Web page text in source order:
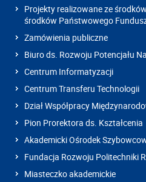
Projekty realizowane ze
środków Państwowego
Zamówienia publiczne
Biuro ds. Rozwoju Potencjału
Centrum Informatyzacji
Centrum Transferu Technologii
Dział Współpracy
Pion Prorektora ds. Kształcenia
Akademicki Ośrodek
Fundacja Rozwoju Politechniki
Miasteczko akademickie